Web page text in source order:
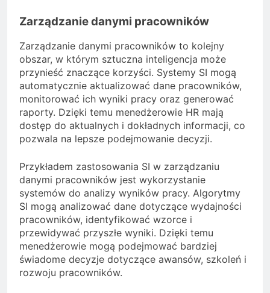
Zarządzanie danymi pracowników
Zarządzanie danymi pracowników to kolejny
obszar, w którym sztuczna inteligencja może
przynieść znaczące korzyści. Systemy SI mogą
automatycznie aktualizować dane pracowników,
monitorować ich wyniki pracy oraz generować
raporty. Dzięki temu menedżerowie HR mają
dostęp do aktualnych i dokładnych informacji, co
pozwala na lepsze podejmowanie decyzji.
Przykładem zastosowania SI w zarządzaniu
danymi pracowników jest wykorzystanie
systemów do analizy wyników pracy. Algorytmy
SI mogą analizować dane dotyczące wydajności
pracowników, identyfikować wzorce i
przewidywać przyszłe wyniki. Dzięki temu
menedżerowie mogą podejmować bardziej
świadome decyzje dotyczące awansów, szkoleń i
rozwoju pracowników.